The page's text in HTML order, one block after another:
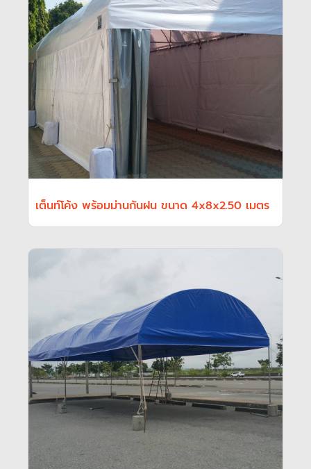
เต็นท์โค้ง พร้อมม่านกันฝน ขนาด 4x8x2.50 เมตร